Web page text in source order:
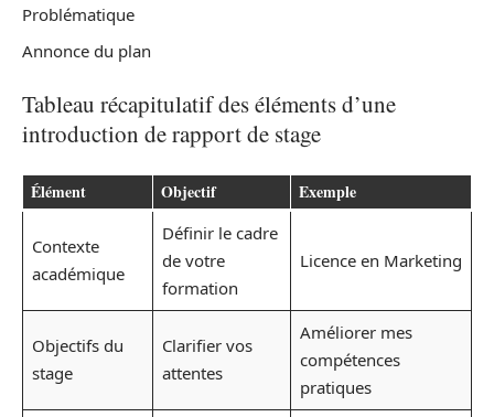
Problématique
Annonce du plan
Tableau récapitulatif des éléments d’une
introduction de rapport de stage
Élément Objectif Exemple
Contexte
académique
Définir le cadre
de votre
formation
Licence en Marketing
Objectifs du
stage
Clarifier vos
attentes
Améliorer mes
compétences
pratiques